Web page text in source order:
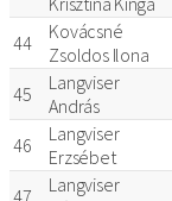
44
Kovácsné
Zsoldos Ilona
45
Langviser
András
46
Langviser
Erzsébet
47
Langviser